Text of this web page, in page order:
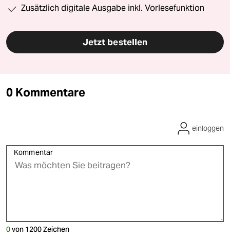
Zusätzlich digitale Ausgabe inkl. Vorlesefunktion
Jetzt bestellen
0 Kommentare
Kommentar
0von 1200Zeichen
einloggen